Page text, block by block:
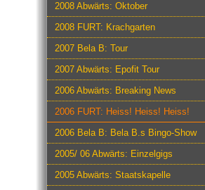
2008 Abwärts: Oktober
2008 FURT: Krachgarten
2007 Bela B: Tour
2007 Abwärts: Epofit Tour
2006 Abwärts: Breaking News
2006 FURT: Heiss! Heiss! Heiss!
2006 Bela B: Bela B.s Bingo-Show
2005/ 06 Abwärts: Einzelgigs
2005 Abwärts: Staatskapelle